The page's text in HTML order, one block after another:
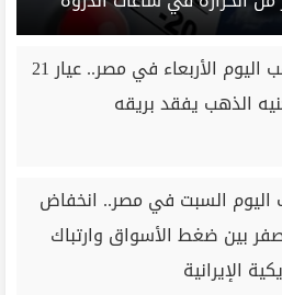
أسعار الذهب اليوم الأربعاء في مصر.. عيار 21
الذهب يفقد بريقه
السبت في مصر.. انخفاض
بين ضغط الأسواق وارتباك
الإيرانية